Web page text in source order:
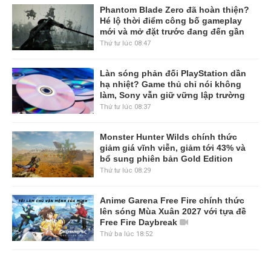
Phantom Blade Zero đã hoàn thiện?
Hé lộ thời điểm công bố gameplay
mới và mở đặt trước đang đến gần
Thứ tư lúc 08:47
Làn sóng phản đối PlayStation dần
hạ nhiệt? Game thủ chỉ nói không
làm, Sony vẫn giữ vững lập trường
Thứ tư lúc 08:37
Monster Hunter Wilds chính thức
giảm giá vĩnh viễn, giảm tới 43% và
bổ sung phiên bản Gold Edition
Thứ tư lúc 08:29
Anime Garena Free Fire chính thức
lên sóng Mùa Xuân 2027 với tựa đề
Free Fire Daybreak
Thứ ba lúc 18:52